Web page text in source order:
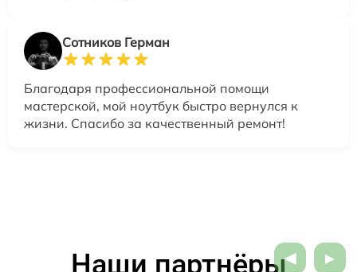
Сотников Герман
Благодаря профессиональной помощи
мастерской, мой ноутбук быстро вернулся к
жизни. Спасибо за качественный ремонт!
Наши партнёры